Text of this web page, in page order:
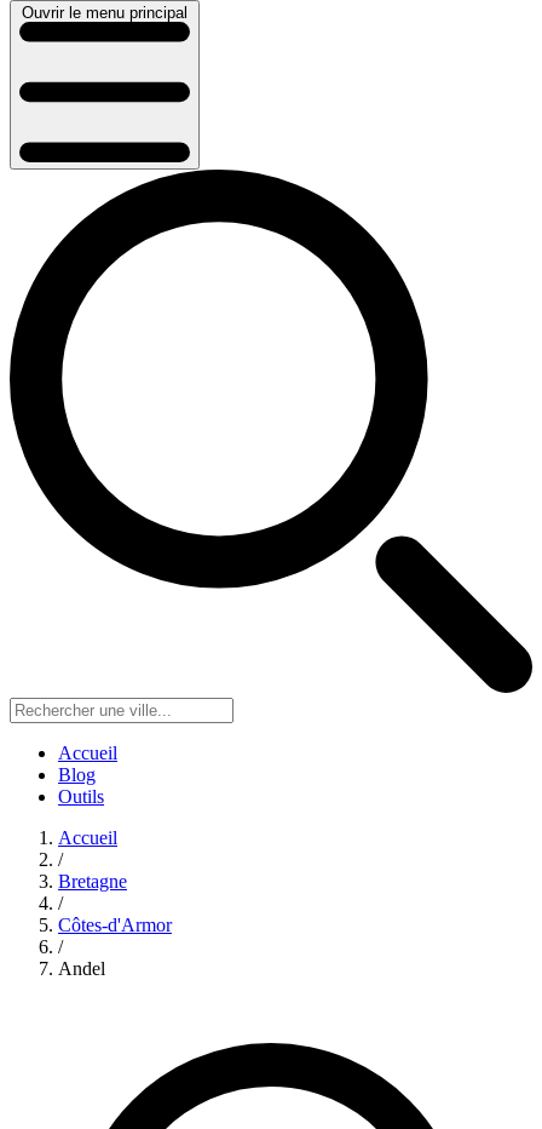
Ouvrir le menu principal
Accueil
Blog
Outils
Accueil
/
Bretagne
/
Côtes-d'Armor
/
Andel